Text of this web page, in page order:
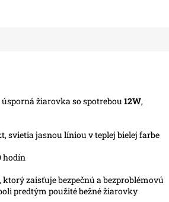
úsporná žiarovka so spotrebou 12W,
svietia jasnou líniou v teplej bielej farbe
hodín
zaisťuje bezpečnú a bezproblémovú
predtým použité bežné žiarovky